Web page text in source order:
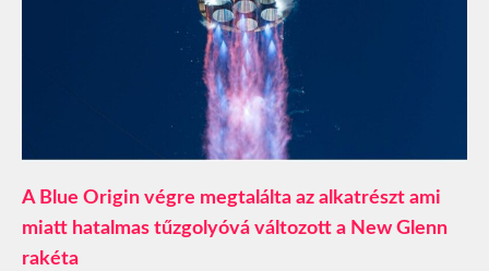
A Blue Origin végre megtalálta az alkatrészt ami
miatt hatalmas tűzgolyóvá változott a New Glenn
rakéta